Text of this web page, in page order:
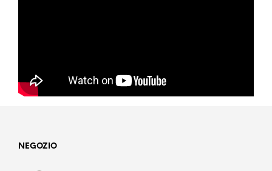
NEGOZIO